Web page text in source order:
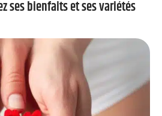
ses bienfaits et ses variétés